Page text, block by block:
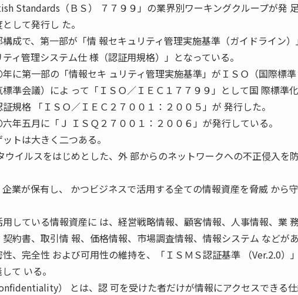
Standards（ＢＳ） ７７９９」の業界別ワーキングクループが発
して発行し た。
成で、第一部が「情 報セキュリティ管理実施基準（ガイドライン
ィ管理システム仕 様（認証用規格）」となっている。
に第一部の「情報セキ ュリティ管理実施基準」がＩＳＯ（国際標準
準会議）によ って「ＩＳＯ／ＩＥＣ１７７９９」として国 際標準
規格 「ＩＳＯ／ＩＥＣ２７００１：２００５」が 発行した。
年五月に「Ｊ ＩＳＱ２７００１：２００６」が発行している。
トは大きく二つある。
ウイルスをはじめとした、外 部からのネットワークへの不正侵入を
業が保有し、 かつビジネスで活用する全ての情報資産を脅威 から
している情報資産に は、経営戦略情報、顧客情報、人事情報、業
約書、取引情 報、価格情報、市場調査情報、情報システム などがあ
、完全性 および可用性の維持を、「ＩＳＭＳ認証基準 （Ver.2.0）
て いる。
） とは、認 可を受けた者だけが情報にアクセスできる